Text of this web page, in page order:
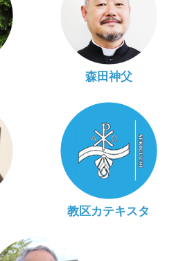
森田神父
教区カテキスタ